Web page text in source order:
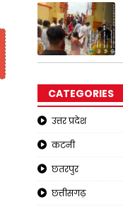
CATEGORIES
उत्तर प्रदेश
कटनी
छतरपुर
छत्तीसगढ़